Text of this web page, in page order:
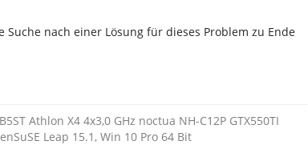
nach einer Lösung für dieses Problem zu Ende
Athlon X4 4x3,0 GHz noctua NH-C12P GTX550TI
Leap 15.1, Win 10 Pro 64 Bit